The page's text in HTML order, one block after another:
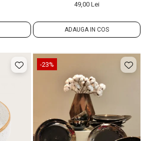
49,00 Lei
ADAUGA IN COS
-23%